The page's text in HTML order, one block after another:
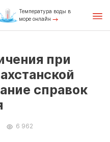
Температура воды в
море онлайн
при
справок
6 962